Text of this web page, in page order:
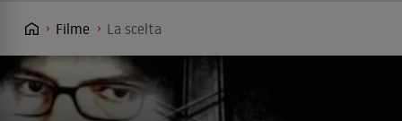
Filme La scelta